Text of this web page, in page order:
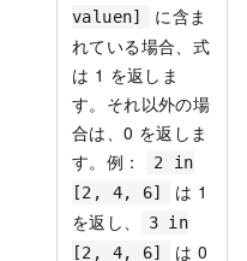
valuen]
に含ま
れている場合、式
は 1 を返しま
す。それ以外の場
合は、0 を返しま
す。例：
2 in
[2, 4, 6]
は 1
を返し、
3 in
[2, 4, 6]
は 0